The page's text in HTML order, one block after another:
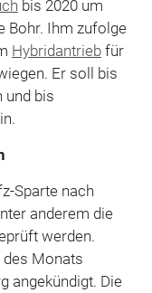
bis 2020 um
Bohr. Ihm zufolge
Hybridantriebfür
Er soll bis
und bis
Sparte nach
anderem die
werden.
Monats
angekündigt. Die